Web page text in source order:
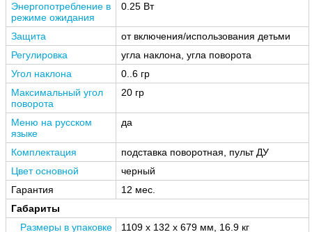
Энергопотребление в
режиме ожидания
0.25 Вт
Защита
от включения/использования детьми
Регулировка
угла наклона, угла поворота
Угол наклона
0..6 гр
Максимальный угол
поворота
20 гр
Меню на русском
языке
да
Комплектация
подставка поворотная, пульт ДУ
Цвет основной
черный
Гарантия
12 мес.
Габариты
Размеры в упаковке
1109 x 132 x 679 мм, 16.9 кг